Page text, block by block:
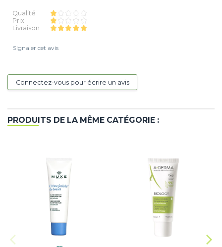
Qualité
Prix
Livraison
Signaler cet avis
Connectez-vous pour écrire un avis
PRODUITS DE LA MÊME CATÉGORIE :